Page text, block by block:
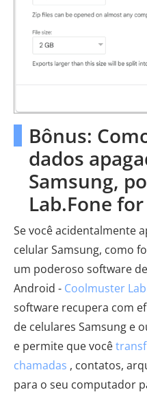
Bônus:
dados
Samsung,
Lab.Fone
Se você acidentalmente
celular Samsung, como
um poderoso software
Android - Coolmuster
software recupera com
de celulares Samsung e
e permite que você
chamadas , contatos,
para o seu computador